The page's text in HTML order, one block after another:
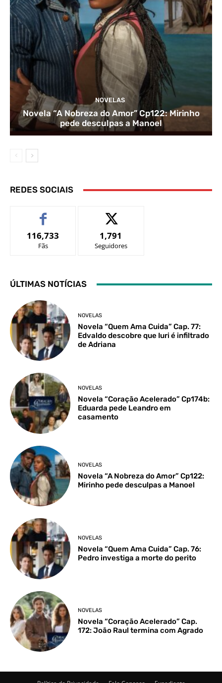
NOVELAS
Novela “A Nobreza do Amor” Cp122: Mirinho
pede desculpas a Manoel
REDES SOCIAIS
116,733
Fãs
1,791
Seguidores
ÚLTIMAS NOTÍCIAS
NOVELAS
Novela “Quem Ama Cuida” Cap. 77:
Edvaldo descobre que Iuri é infiltrado
de Adriana
NOVELAS
Novela “Coração Acelerado” Cp174b:
Eduarda pede Leandro em
casamento
NOVELAS
Novela “A Nobreza do Amor” Cp122:
Mirinho pede desculpas a Manoel
NOVELAS
Novela “Quem Ama Cuida” Cap. 76:
Pedro investiga a morte do perito
NOVELAS
Novela “Coração Acelerado” Cap.
172: João Raul termina com Agrado